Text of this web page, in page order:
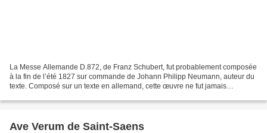
La Messe Allemande D.872, de Franz Schubert, fut probablement composée
à la fin de l’été 1827 sur commande de Johann Philipp Neumann, auteur du
texte. Composé sur un texte en allemand, cette œuvre ne fut jamais
Ave Verum de Saint-Saens